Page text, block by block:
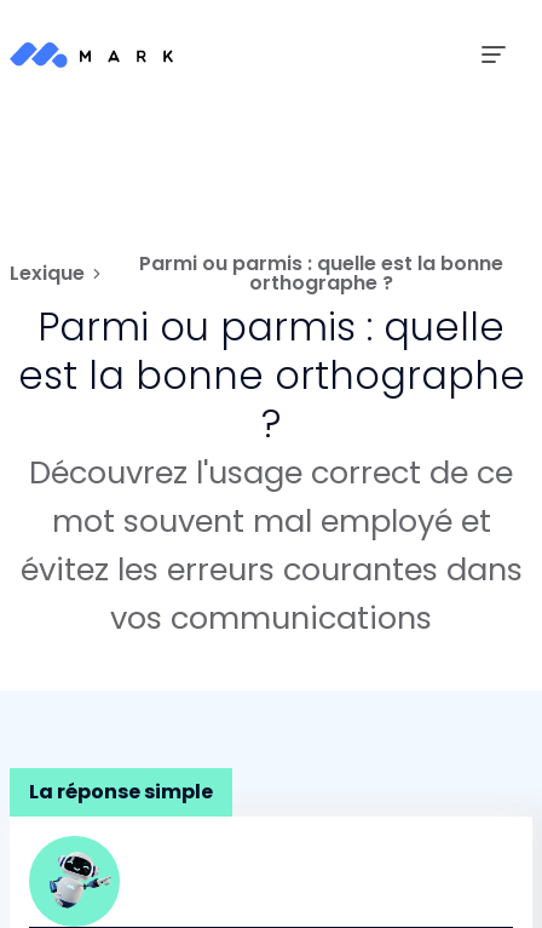
Lexique Parmi ou parmis : quelle est la bonne
orthographe ?
Parmi ou parmis : quelle
est la bonne orthographe
?
Découvrez l'usage correct de ce
mot souvent mal employé et
évitez les erreurs courantes dans
vos communications
La réponse simple